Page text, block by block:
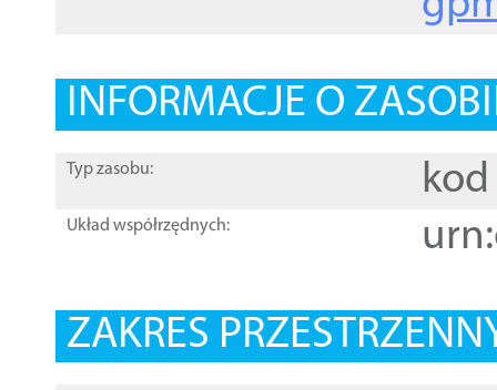
INFORMACJE O
Typ zasobu: kod
Układ współrzędnych:
ZAKRES